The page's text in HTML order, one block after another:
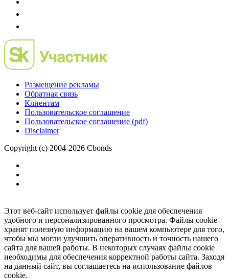
Размещение рекламы
Обратная связь
Пользовательское соглашение
Copyright (c) 2004-2026 Cbonds
Этот веб-сайт использует файлы cookie для обеспечения
удобного и персонализированного просмотра. Файлы cookie
хранят полезную информацию на вашем компьютере для того,
чтобы мы могли улучшить оперативность и точность нашего